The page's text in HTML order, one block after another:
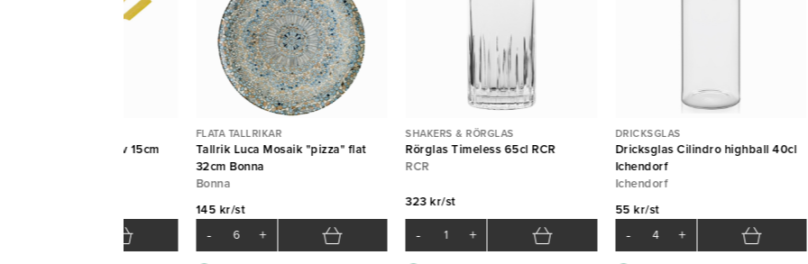
bambu oliv 15cm
FLATA TALLRIKAR
Tallrik Luca Mosaik "pizza" flat
32cm Bonna
Bonna
145 kr/st
- +
SHAKERS & RÖRGLAS
Rörglas Timeless 65cl RCR
RCR
323 kr/st
- +
DRICKSGLAS
Dricksglas Cilindro highball 40cl
Ichendorf
Ichendorf
55 kr/st
- +